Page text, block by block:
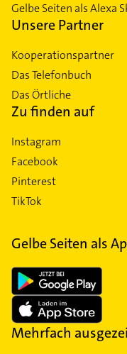
Gelbe Seiten als Alexa
Unsere Partner
Kooperationspartner
Das Telefonbuch
Das Örtliche
Zu finden auf
Instagram
Facebook
Pinterest
TikTok
Gelbe Seiten als
Mehrfach